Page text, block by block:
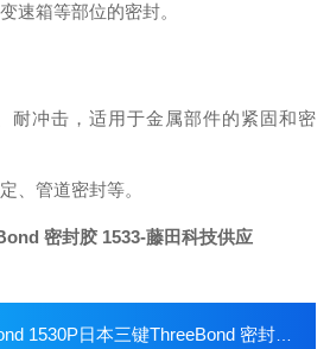
速箱等部位的密封。
耐冲击，适用于金属部件的紧固和密
、管道密封等。
密封胶 1533-藤田科技供应
1530P日本三键ThreeBond 密封胶 1530P